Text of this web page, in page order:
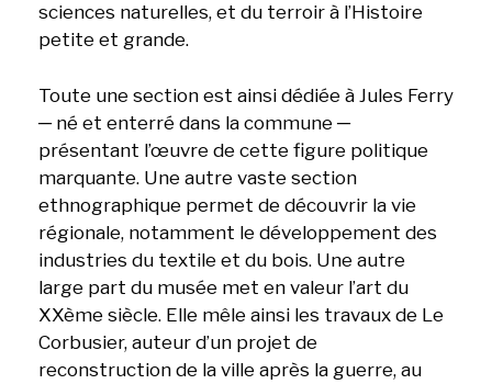
sciences naturelles, et du terroir à l’Histoire
petite et grande.
Toute une section est ainsi dédiée à Jules Ferry
─ né et enterré dans la commune ─
présentant l’œuvre de cette figure politique
marquante. Une autre vaste section
ethnographique permet de découvrir la vie
régionale, notamment le développement des
industries du textile et du bois. Une autre
large part du musée met en valeur l’art du
XXème siècle. Elle mêle ainsi les travaux de Le
Corbusier, auteur d’un projet de
reconstruction de la ville après la guerre, au